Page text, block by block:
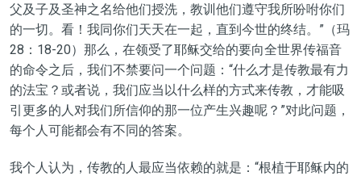
父及子及圣神之名给他们授洗，教训他们遵守我所吩咐你们
的一切。看！我同你们天天在一起，直到今世的终结。”（玛
28：18-20）那么，在领受了耶稣交给的要向全世界传福音
的命令之后，我们不禁要问一个问题：“什么才是传教最有力
的法宝？或者说，我们应当以什么样的方式来传教，才能吸
引更多的人对我们所信仰的那一位产生兴趣呢？”对此问题，
每个人可能都会有不同的答案。
我个人认为，传教的人最应当依赖的就是：“根植于耶稣内的